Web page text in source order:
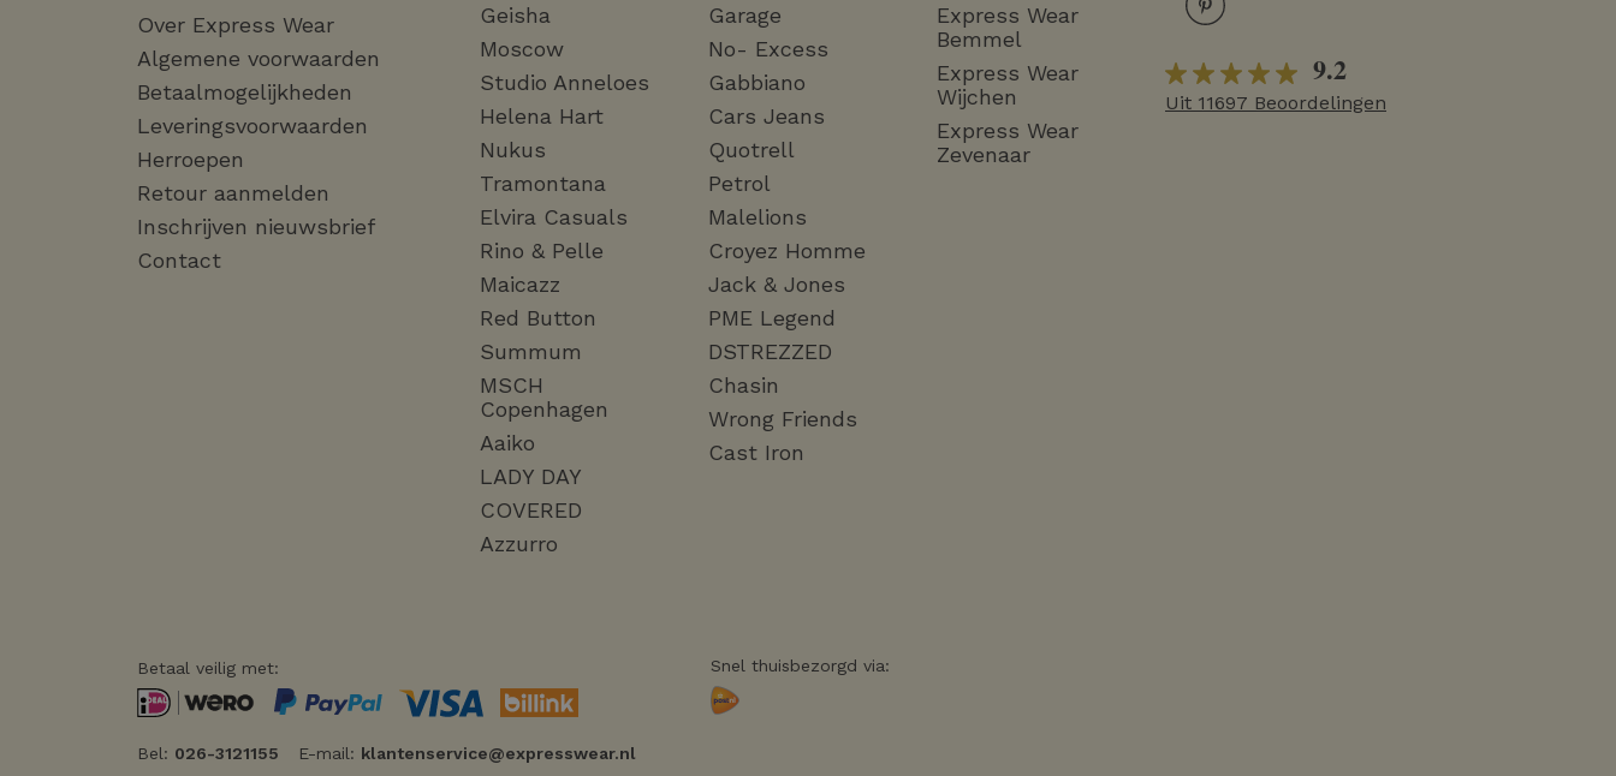
Over Express Wear
Algemene voorwaarden
Betaalmogelijkheden
Leveringsvoorwaarden
Herroepen
Retour aanmelden
Inschrijven nieuwsbrief
Contact
Geisha
Moscow
Studio Anneloes
Helena Hart
Nukus
Tramontana
Elvira Casuals
Rino & Pelle
Maicazz
Red Button
Summum
MSCH
Copenhagen
Aaiko
LADY DAY
COVERED
Azzurro
Garage
No- Excess
Gabbiano
Cars Jeans
Quotrell
Petrol
Malelions
Croyez Homme
Jack & Jones
PME Legend
DSTREZZED
Chasin
Wrong Friends
Cast Iron
Express Wear
Bemmel
Express Wear
Wijchen
Express Wear
Zevenaar
9.2
Uit 11697 Beoordelingen
Betaal veilig met: Snel thuisbezorgd via:
Bel: 026-3121155 E-mail: klantenservice@expresswear.nl